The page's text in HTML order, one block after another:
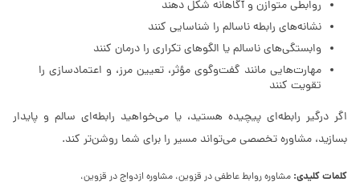
روابطی متوازن و آگاهانه شکل دهند
نشانه‌های رابطه ناسالم را شناسایی کنند
وابستگی‌های ناسالم یا الگوهای تکراری را درمان کنند
مهارت‌هایی مانند گفت‌وگوی مؤثر، تعیین مرز، و اعتمادسازی را
تقویت کنند
اگر درگیر رابطه‌ای پیچیده هستید، یا می‌خواهید رابطه‌ای سالم و پایدار
بسازید، مشاوره تخصصی می‌تواند مسیر را برای شما روشن‌تر کند.
کلمات کلیدی: مشاوره روابط عاطفی در قزوین، مشاوره ازدواج در قزوین،